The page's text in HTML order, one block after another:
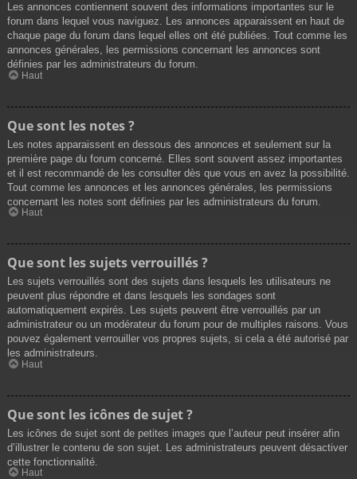
Les annonces contiennent souvent des informations importantes sur le
forum dans lequel vous naviguez. Les annonces apparaissent en haut de
chaque page du forum dans lequel elles ont été publiées. Tout comme les
annonces générales, les permissions concernant les annonces sont
définies par les administrateurs du forum.
Haut
Que sont les notes ?
Les notes apparaissent en dessous des annonces et seulement sur la
première page du forum concerné. Elles sont souvent assez importantes
et il est recommandé de les consulter dès que vous en avez la possibilité.
Tout comme les annonces et les annonces générales, les permissions
concernant les notes sont définies par les administrateurs du forum.
Haut
Que sont les sujets verrouillés ?
Les sujets verrouillés sont des sujets dans lesquels les utilisateurs ne
peuvent plus répondre et dans lesquels les sondages sont
automatiquement expirés. Les sujets peuvent être verrouillés par un
administrateur ou un modérateur du forum pour de multiples raisons. Vous
pouvez également verrouiller vos propres sujets, si cela a été autorisé par
les administrateurs.
Haut
Que sont les icônes de sujet ?
Les icônes de sujet sont de petites images que l’auteur peut insérer afin
d’illustrer le contenu de son sujet. Les administrateurs peuvent désactiver
cette fonctionnalité.
Haut